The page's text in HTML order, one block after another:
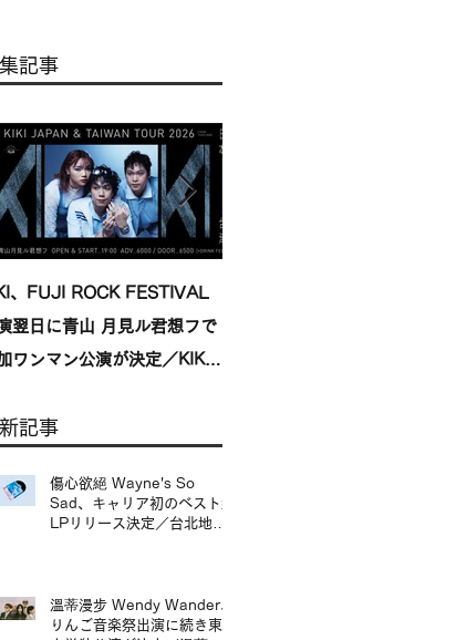
記事
、FUJI ROCK FESTIVAL
翌日に青山 月見ル君想フで
ワンマン公演が決定／KIKI
演出翌日，在青山
記事
傷心欲絕 Wayne's So
Sad、キャリア初のベスト盤
LPリリース決定／台北地下
溫蒂漫步 Wendy Wander、
りんご音楽祭出演に続き東